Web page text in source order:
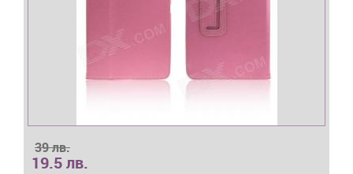
39 лв.
19.5 лв.